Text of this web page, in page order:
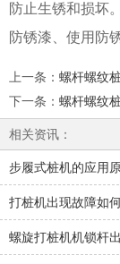
防止生锈和损坏
防锈漆、使用防
上一条 ： 螺杆螺纹
下一条 ： 螺杆螺纹
相关资讯：
步履式桩机的应用
打桩机出现故障如
螺旋打桩机机锁杆